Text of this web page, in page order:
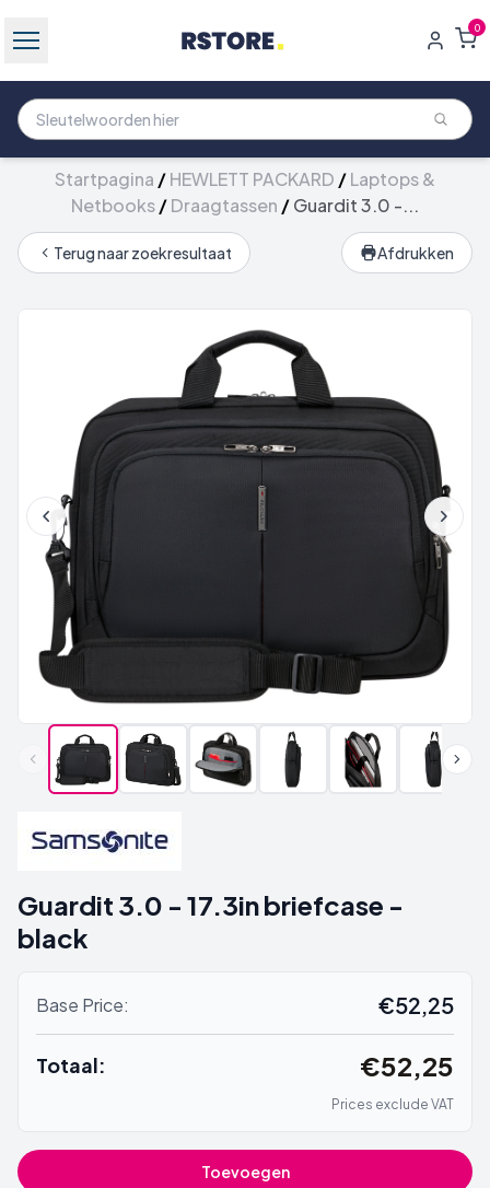
0
Startpagina /HEWLETT PACKARD /Laptops &
Netbooks/Draagtassen /Guardit 3.0 -...
Terug naar zoekresultaat Afdrukken
Guardit 3.0 - 17.3in briefcase -
black
Base Price: €52,25
Totaal: €52,25
Prices exclude VAT
Toevoegen